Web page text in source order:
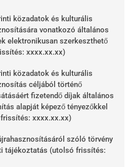
közadatok és kulturális
vonatkozó általános
elektronikusan szerkeszthető
xxxx.xx.xx)
közadatok és kulturális
céljából történő
fizetendő díjak általános
alapját képező tényezőkkel
xxxx.xx.xx)
szóló törvény
tájékoztatás (utolsó frissítés: